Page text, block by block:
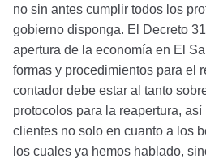
no sin antes cumplir todos los
gobierno disponga. El Decreto
apertura de la economía en El
formas y procedimientos para el
contador debe estar al tanto
protocolos para la reapertura,
clientes no solo en cuanto a los
los cuales ya hemos hablado,